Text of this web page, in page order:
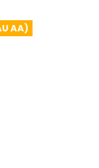
AA)